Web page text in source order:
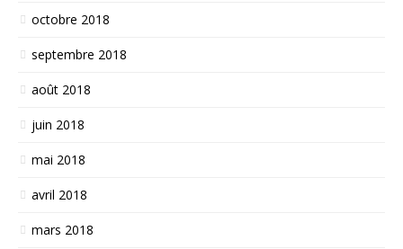
octobre 2018
septembre 2018
août 2018
juin 2018
mai 2018
avril 2018
mars 2018